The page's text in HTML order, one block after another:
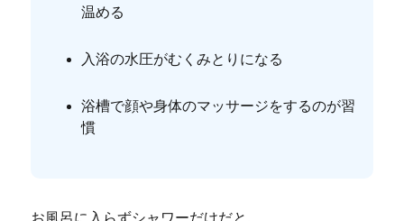
温める
入浴の水圧がむくみとりになる
浴槽で顔や身体のマッサージをするのが習
慣
お風呂に入らずシャワーだけだと、